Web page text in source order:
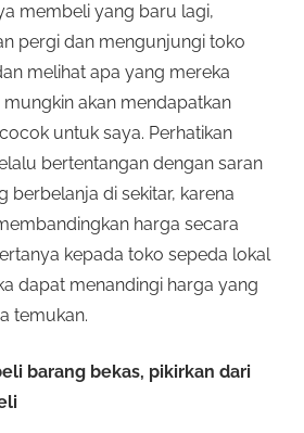
membeli yang baru lagi,
pergi dan mengunjungi toko
melihat apa yang mereka
akan mendapatkan
untuk saya. Perhatikan
bertentangan dengan saran
berbelanja di sekitar, karena
harga secara
kepada toko sepeda lokal
dapat menandingi harga yang
temukan.
barang bekas, pikirkan dari